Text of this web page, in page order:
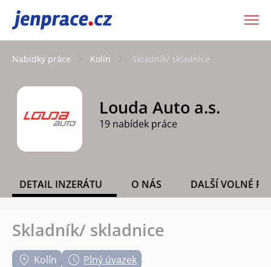
JenPráce.cz
Nabídky práce Kolín Skladník/ skladnice
Louda Auto a.s.
19 nabídek práce
DETAIL INZERÁTU O NÁS DALŠÍ VOLNÉ
Skladník/ skladnice
Kolín Plný úvazek